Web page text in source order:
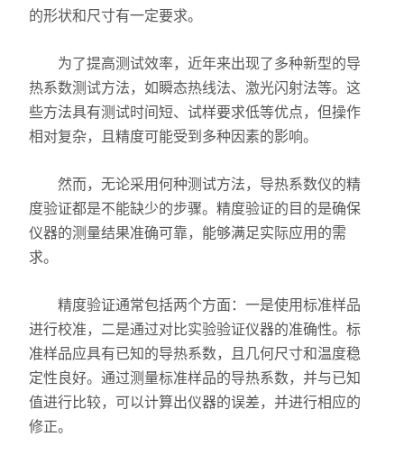
耐火材料保温材料检测仪
石墨炭素检测仪
实验电炉
实验室制样及研磨设备
混凝土、岩土检测仪
震摆式筛砂机
的形状和尺寸有一定要求。
为了提高测试效率，近年来出现了多种新型的导
热系数测试方法，如瞬态热线法、激光闪射法等。这
些方法具有测试时间短、试样要求低等优点，但操作
相对复杂，且精度可能受到多种因素的影响。
然而，无论采用何种测试方法，导热系数仪的精
度验证都是不能缺少的步骤。精度验证的目的是确保
仪器的测量结果准确可靠，能够满足实际应用的需
求。
精度验证通常包括两个方面：一是使用标准样品
进行校准，二是通过对比实验验证仪器的准确性。标
准样品应具有已知的导热系数，且几何尺寸和温度稳
定性良好。通过测量标准样品的导热系数，并与已知
值进行比较，可以计算出仪器的误差，并进行相应的
修正。